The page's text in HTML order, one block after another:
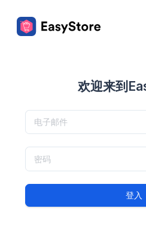
欢迎来到
登入